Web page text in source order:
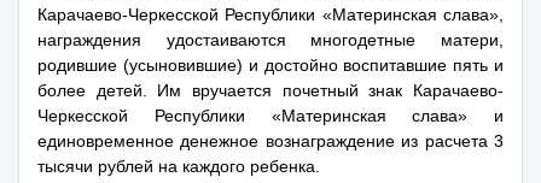
Карачаево-Черкесской Республики «Материнская слава»,
награждения удостаиваются многодетные матери,
родившие (усыновившие) и достойно воспитавшие пять и
более детей. Им вручается почетный знак Карачаево-
Черкесской Республики «Материнская слава» и
единовременное денежное вознаграждение из расчета 3
тысячи рублей на каждого ребенка.